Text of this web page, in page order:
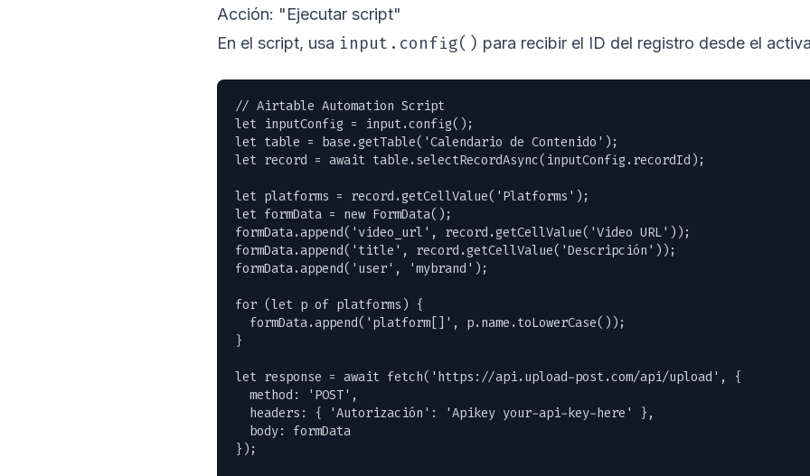
Acción: "Ejecutar script"
En el script, usa input.config() para recibir el ID del registro desde el
// Airtable Automation Script
let inputConfig = input.config();
let table = base.getTable('Calendario de Contenido');
let record = await table.selectRecordAsync(inputConfig.recordId);
let platforms = record.getCellValue('Platforms');
let formData = new FormData();
formData.append('video_url', record.getCellValue('Video URL'));
formData.append('title', record.getCellValue('Descripción'));
formData.append('user', 'mybrand');
for (let p of platforms) {
  formData.append('platform[]', p.name.toLowerCase());
}
let response = await fetch('https://api.upload-post.com/api/upload', {
  method: 'POST',
  headers: { 'Autorización': 'Apikey your-api-key-here' },
  body: formData
});